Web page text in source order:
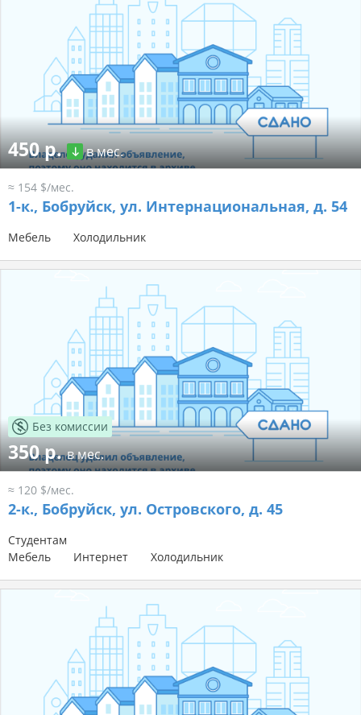
450 р. в мес.
≈ 154 $/мес.
1-к., Бобруйск, ул. Интернациональная, д. 54
Мебель Холодильник
Без комиссии
350 р.в мес.
≈ 120 $/мес.
2-к., Бобруйск, ул. Островского, д. 45
Студентам
Мебель
Интернет Холодильник